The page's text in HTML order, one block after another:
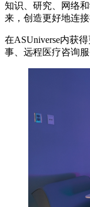
知识、研究、网络
来，创造更好地连
在ASUniverse内获
事、远程医疗咨询服